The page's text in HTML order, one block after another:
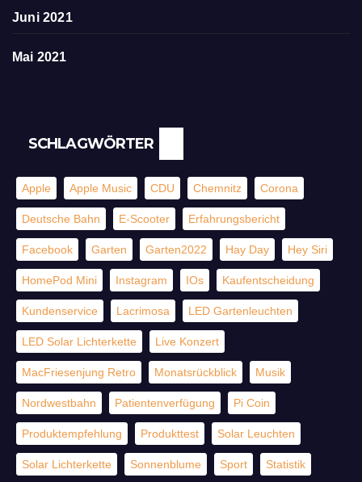
Juni 2021
Mai 2021
SCHLAGWÖRTER
Apple Apple Music CDU Chemnitz Corona
Deutsche Bahn E-Scooter Erfahrungsbericht
Facebook Garten Garten2022 Hay Day Hey Siri
HomePod Mini Instagram IOs Kaufentscheidung
Kundenservice Lacrimosa LED Gartenleuchten
LED Solar Lichterkette Live Konzert
MacFriesenjung Retro Monatsrückblick Musik
Nordwestbahn Patientenverfügung Pi Coin
Produktempfehlung Produkttest Solar Leuchten
Solar Lichterkette Sonnenblume Sport Statistik